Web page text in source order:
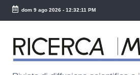
Skip
content
dom 9 ago 2026- 12:32:11 PM
R
ic